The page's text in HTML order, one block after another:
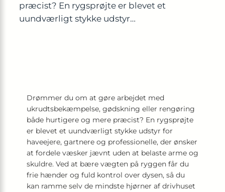
præcist? En rygsprøjte er blevet et
uundværligt stykke udstyr…
Drømmer du om at gøre arbejdet med
ukrudtsbekæmpelse, gødskning eller rengøring
både hurtigere og mere præcist? En rygsprøjte
er blevet et uundværligt stykke udstyr for
haveejere, gartnere og professionelle, der ønsker
at fordele væsker jævnt uden at belaste arme og
skuldre. Ved at bære vægten på ryggen får du
frie hænder og fuld kontrol over dysen, så du
kan ramme selv de mindste hjørner af drivhuset